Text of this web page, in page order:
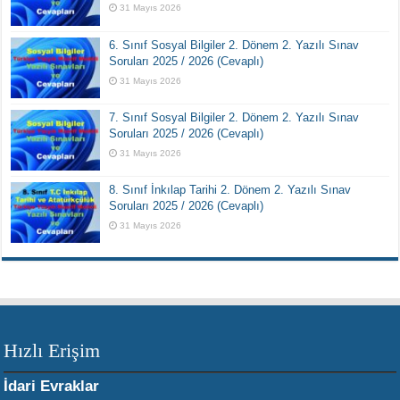
31 Mayıs 2026
6. Sınıf Sosyal Bilgiler 2. Dönem 2. Yazılı Sınav
Soruları 2025 / 2026 (Cevaplı)
31 Mayıs 2026
7. Sınıf Sosyal Bilgiler 2. Dönem 2. Yazılı Sınav
Soruları 2025 / 2026 (Cevaplı)
31 Mayıs 2026
8. Sınıf İnkılap Tarihi 2. Dönem 2. Yazılı Sınav
Soruları 2025 / 2026 (Cevaplı)
31 Mayıs 2026
Hızlı Erişim
İdari Evraklar